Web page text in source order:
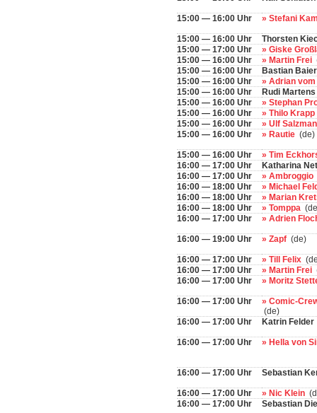
15:00 — 16:00 Uhr » Stefani
15:00 — 16:00 Uhr
Thorsten
15:00 — 17:00 Uhr
» Giske
15:00 — 16:00 Uhr
» Martin Frei
15:00 — 16:00 Uhr
Bastian
15:00 — 16:00 Uhr
» Adrian
15:00 — 16:00 Uhr
Rudi Martens
15:00 — 16:00 Uhr
» Stephan
15:00 — 16:00 Uhr
» Thilo Krapp
15:00 — 16:00 Uhr
» Ulf
15:00 — 16:00 Uhr
» Rautie (de)
15:00 — 16:00 Uhr
» Tim
16:00 — 17:00 Uhr
Katharina
16:00 — 17:00 Uhr
» Ambroggio
16:00 — 18:00 Uhr
» Michael
16:00 — 18:00 Uhr
» Marian
16:00 — 18:00 Uhr
» Tomppa
16:00 — 17:00 Uhr
» Adrien
16:00 — 19:00 Uhr » Zapf (de)
16:00 — 17:00 Uhr » Till Felix
16:00 — 17:00 Uhr
» Martin Frei
16:00 — 17:00 Uhr
» Moritz
16:00 — 17:00 Uhr
» Comic-
(de)
16:00 — 17:00 Uhr
Katrin Felder
16:00 — 17:00 Uhr » Hella von
16:00 — 17:00 Uhr Sebastian
16:00 — 17:00 Uhr » Nic Klein
16:00 — 17:00 Uhr
Sebastian